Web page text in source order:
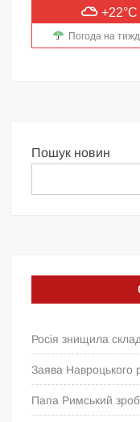
+22°C
Погода на
Пошук новин
Росія знищила
Заява Навроцького
Папа Римський